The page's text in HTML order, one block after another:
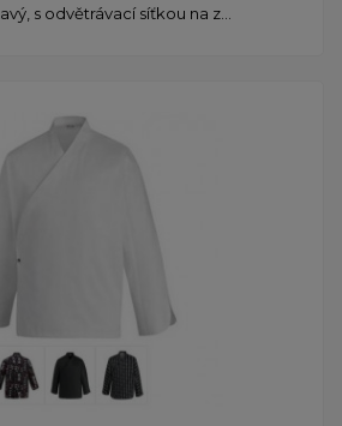
s odvětrávací síťkou na z...